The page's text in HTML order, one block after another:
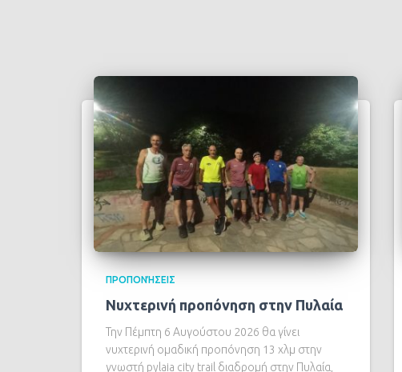
ΠΡΟΠΟΝΉΣΕΙΣ
Νυχτερινή προπόνηση στην Πυλαία
Την Πέμπτη 6 Αυγούστου 2026 θα γίνει
νυχτερινή ομαδική προπόνηση 13 χλμ στην
γνωστή pylaia city trail διαδρομή στην Πυλαία,